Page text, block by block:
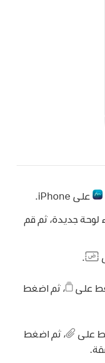
على iPhone.
لوحة جديدة، ثم قم
.
على ،ثم اضغط
على ، ثم اضغط